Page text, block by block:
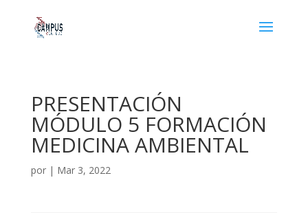
PRESENTACIÓN
MÓDULO 5 FORMACIÓN
MEDICINA AMBIENTAL
por | Mar 3, 2022